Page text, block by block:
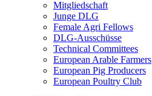
Mitgliedschaft
Junge DLG
Female Agri Fellows
DLG-Ausschüsse
Technical Committees
European Arable Farmers
European Pig Producers
European Poultry Club